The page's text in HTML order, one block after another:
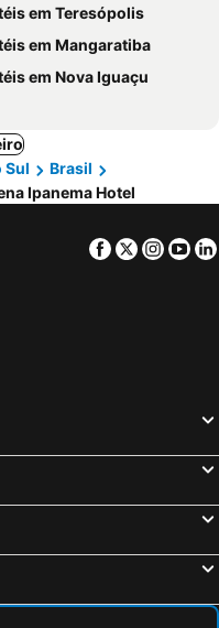
em Teresópolis
em Mangaratiba
em Nova Iguaçu
Sul
Brasil
Ipanema Hotel
Facebook
Twitter